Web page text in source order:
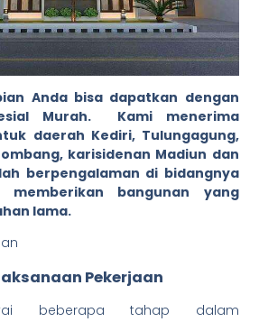
Anda bisa dapatkan dengan
Murah. Kami menerima
daerah Kediri, Tulungagung,
karisidenan Madiun dan
berpengalaman di bidangnya
bangunan yang
lama.
Pekerjaan
beberapa tahap dalam